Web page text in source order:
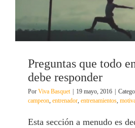
Preguntas que todo
debe responder
Por Viva Basquet 19 mayo, 2016
campeon, entrenador, entrenamientos,
Esta sección a menudo es